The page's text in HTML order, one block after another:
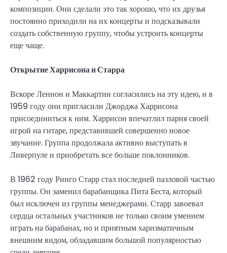
композиции. Они сделали это так хорошо, что их друзья
постоянно приходили на их концерты и подсказывали
создать собственную группу, чтобы устроить концерты
еще чаще.
Открытие Харрисона и Старра
Вскоре Леннон и Маккартни согласились на эту идею, и в
1959 году они пригласили Джорджа Харрисона
присоединиться к ним. Харрисон впечатлил парня своей
игрой на гитаре, представившей совершенно новое
звучание. Группа продолжала активно выступать в
Ливерпуле и приобретать все больше поклонников.
В 1962 году Ринго Старр стал последней пазловой частью
группы. Он заменил барабанщика Пита Беста, который
был исключен из группы менеджерами. Старр завоевал
сердца остальных участников не только своим умением
играть на барабанах, но и приятным харизматичным
внешним видом, обладавшим большой популярностью